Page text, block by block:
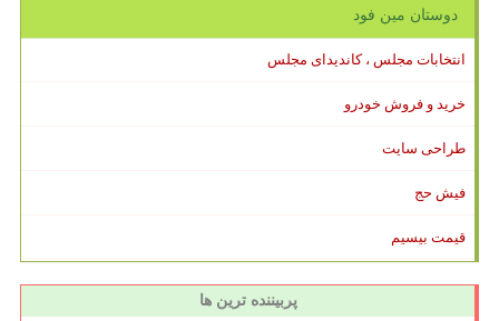
دوستان مین فود
انتخابات مجلس ، کاندیدای مجلس
خرید و فروش خودرو
طراحی سایت
فیش حج
قیمت بیسیم
پربیننده ترین ها